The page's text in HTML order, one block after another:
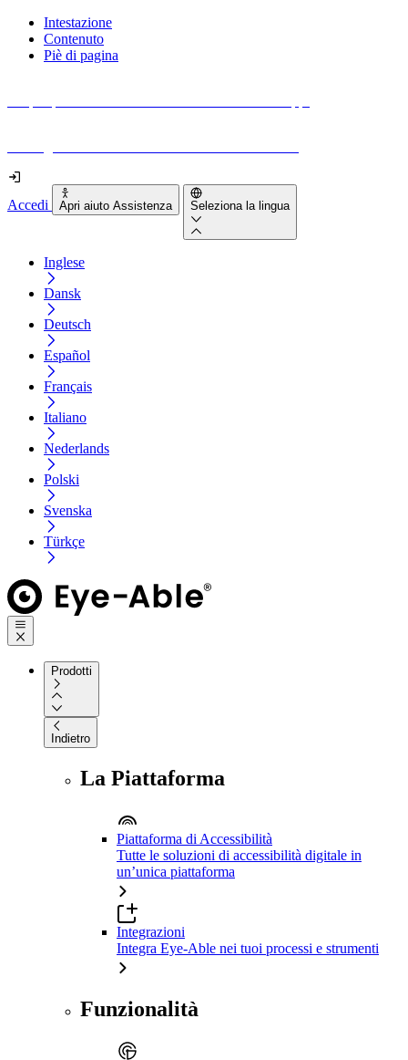
Intestazione
Contenuto
Piè di pagina
Accedi Apri aiuto Assistenza Seleziona la lingua
Inglese
Dansk
Deutsch
Español
Français
Italiano
Nederlands
Polski
Svenska
Türkçe
Prodotti
Indietro
La Piattaforma
Piattaforma di Accessibilità
Tutte le soluzioni di accessibilità digitale in
un’unica piattaforma
Integrazioni
Integra Eye-Able nei tuoi processi e strumenti
Funzionalità